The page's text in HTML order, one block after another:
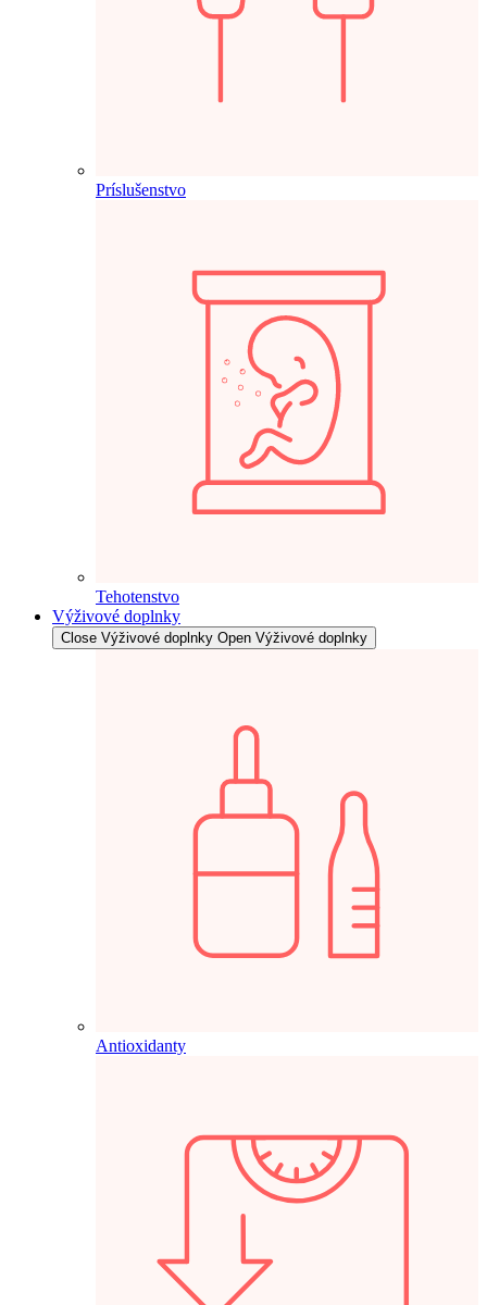
Príslušenstvo
Tehotenstvo
Výživové doplnky
Close Výživové doplnky Open Výživové doplnky
Antioxidanty